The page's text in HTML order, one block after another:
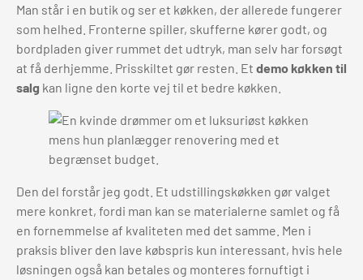
Man står i en butik og ser et køkken, der allerede fungerer
som helhed. Fronterne spiller, skufferne kører godt, og
bordpladen giver rummet det udtryk, man selv har forsøgt
at få derhjemme. Prisskiltet gør resten. Et demo køkken til
salg kan ligne den korte vej til et bedre køkken.
Den del forstår jeg godt. Et udstillingskøkken gør valget
mere konkret, fordi man kan se materialerne samlet og få
en fornemmelse af kvaliteten med det samme. Men i
praksis bliver den lave købspris kun interessant, hvis hele
løsningen også kan betales og monteres fornuftigt i